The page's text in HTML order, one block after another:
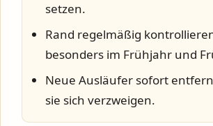
setzen.
Rand regelmäßig
besonders im Frühjahr und
Neue Ausläufer sofort
sie sich verzweigen.